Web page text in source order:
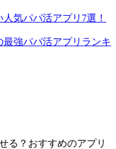
気パパ活アプリ7選！
強パパ活アプリランキ
る？おすすめのアプリ